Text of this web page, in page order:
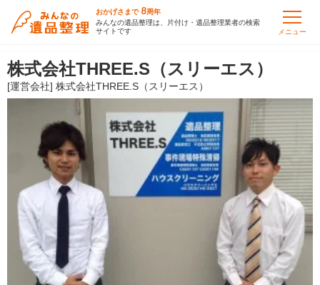
おかげさまで 8周年
みんなの遺品整理は、片付け・遺品整理業者の検索
サイトです
メニュー
株式会社THREE.S（スリーエス）
[運営会社] 株式会社THREE.S（スリーエス）